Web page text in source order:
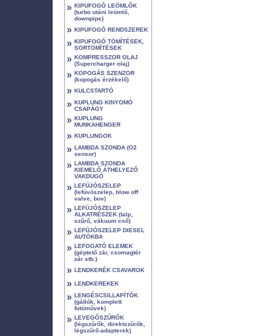
» KIPUFOGÓ LEÖMLŐK
(turbo utáni leömlő,
downpipe)
» KIPUFOGÓ RENDSZEREK
» KIPUFOGÓ TÖMÍTÉSEK,
SORTÖMÍTÉSEK
» KOMPRESSZOR OLAJ
(Supercharger olaj)
» KOPOGÁS SZENZOR
(kopogás érzékelő)
» KULCSTARTÓ
» KUPLUNG KINYOMÓ
CSAPÁGY
» KUPLUNG
MUNKAHENGER
» KUPLUNGOK
» LAMBDA SZONDA (O2
sensor)
» LAMBDA SZONDA
KIEMELŐ ÁTHELYEZŐ
VAKDUGÓ
» LEFÚJÓSZELEP
(lefúvószelep, blow off
valve, bov)
» LEFÚJÓSZELEP
ALKATRÉSZEK (talp,
szűrő, vákuum cső)
» LEFÚJÓSZELEP DIESEL
AUTÓKBA
» LEFOGATÓ ELEMEK
(géptető zár, csomagtér
zár stb.)
» LENDKERÉK CSAVAROK
» LENDKEREKEK
» LENGÉSCSILLAPÍTÓK
(gátlók, komplett
futóművek)
» LEVEGŐSZŰRŐK
(légszűrők, direktszűrők,
légszűrő-adapterek)